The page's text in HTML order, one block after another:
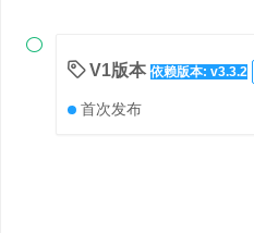

V1版本 依赖版本: v3.3.2
首次发布